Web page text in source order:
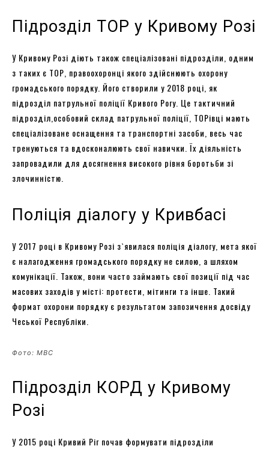
Підрозділ ТОР у Кривому Розі
У Кривому Розі діють також спеціалізовані підрозділи, одним
з таких є ТОР, правоохоронці якого здійснюють охорону
громадського порядку. Його створили у 2018 році, як
підрозділ патрульної поліції Кривого Рогу. Це тактичний
підрозділ,особовий склад патрульної поліції, ТОРівці мають
спеціалізоване оснащення та транспортні засоби, весь час
тренуються та вдосконалюють свої навички. Їх діяльність
запровадили для досягнення високого рівня боротьби зі
злочинністю.
Поліція діалогу у Кривбасі
У 2017 році в Кривому Розі з`явилася поліція діалогу, мета якої
є налагодження громадського порядку не силою, а шляхом
комунікації. Також, вони часто займають свої позиції під час
масових заходів у місті: протести, мітинги та інше. Такий
формат охорони порядку є результатом запозичення досвіду
Чеської Республіки.
Фото: МВС
Підрозділ КОРД у Кривому
Розі
У 2015 році Кривий Ріг почав формувати підрозділи